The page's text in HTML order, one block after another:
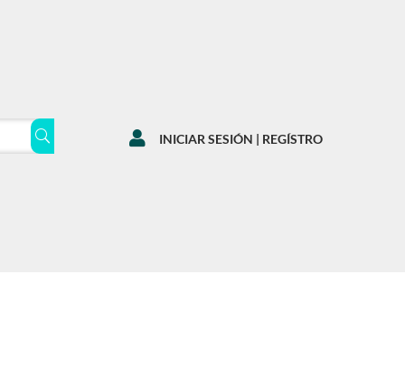
 INICIAR SESIÓN | REGÍSTRO